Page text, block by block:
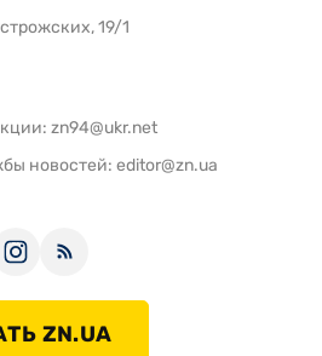
19/1
zn94@ukr.net
новостей: editor@zn.ua
ZN.UA